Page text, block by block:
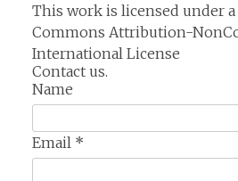
This work is licensed under a
Commons Attribution-
International License
Contact us.
Name
Email *